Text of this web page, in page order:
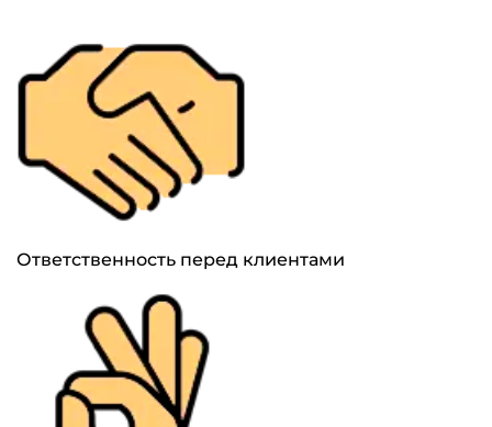
Ответственность перед клиентами